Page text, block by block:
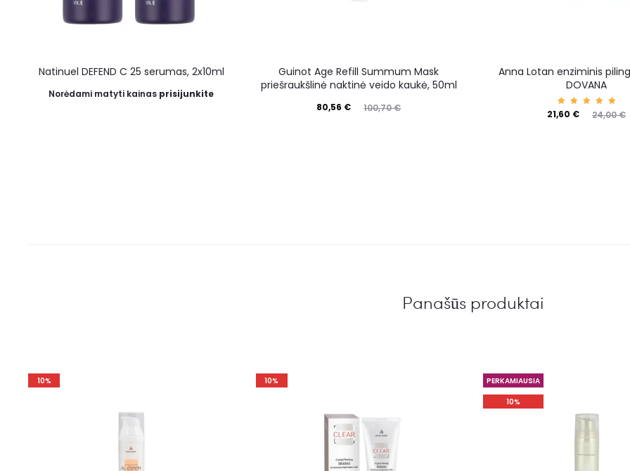
Natinuel DEFEND C 25 serumas, 2x10ml
Norėdami matyti kainas prisijunkite
Guinot Age Refill Summum Mask
priešraukšlinė naktinė veido kaukė, 50ml
100,70€
80,56 €
Anna Lotan enziminis
DOVANA
Įvertin
imas:
24,00€
21,60 €
Panašūs produktai
10% 10%
PERKAMIAUSIA
10%